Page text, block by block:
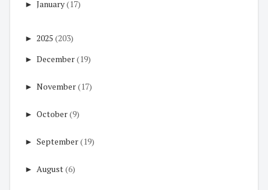
► January(17)
► 2025 (203)
► December(19)
► November(17)
► October(9)
► September(19)
► August(6)